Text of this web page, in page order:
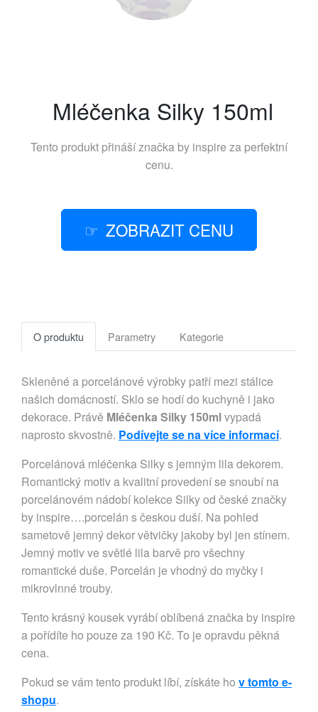
Mléčenka Silky 150ml
Tento produkt přináší značka by inspire za perfektní
cenu.
ZOBRAZIT CENU
O produktu Parametry Kategorie
Skleněné a porcelánové výrobky patří mezi stálice
našich domácností. Sklo se hodí do kuchyně i jako
dekorace. Právě Mléčenka Silky 150mlvypadá
naprosto skvostně. Podívejte se na více informací.
Porcelánová mléčenka Silky s jemným lila dekorem.
Romantický motiv a kvalitní provedení se snoubí na
porcelánovém nádobí kolekce Silky od české značky
by inspire….porcelán s českou duší. Na pohled
sametově jemný dekor větvičky jakoby byl jen stínem.
Jemný motiv ve světlé lila barvě pro všechny
romantické duše. Porcelán je vhodný do myčky i
mikrovlnné trouby.
Tento krásný kousek vyrábí oblíbená značka by inspire
a pořídíte ho pouze za 190 Kč. To je opravdu pěkná
cena.
Pokud se vám tento produkt líbí, získáte ho v tomto e-
shopu.